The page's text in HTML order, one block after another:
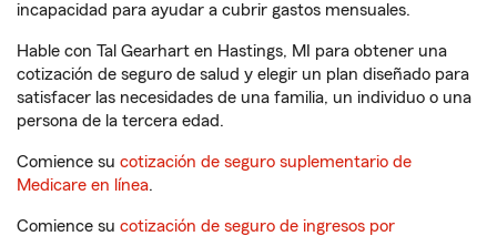
incapacidad para ayudar a cubrir gastos mensuales.
Hable con Tal Gearhart en Hastings, MI para obtener una
cotización de seguro de salud y elegir un plan diseñado para
satisfacer las necesidades de una familia, un individuo o una
persona de la tercera edad.
Comience su cotización de seguro suplementario de
Medicare en línea.
Comience su cotización de seguro de ingresos por